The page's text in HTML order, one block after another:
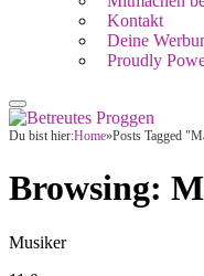
Kontakt
Deine
Proudly
Du bist hier:Home»Posts Tagged
Browsing:
Musiker